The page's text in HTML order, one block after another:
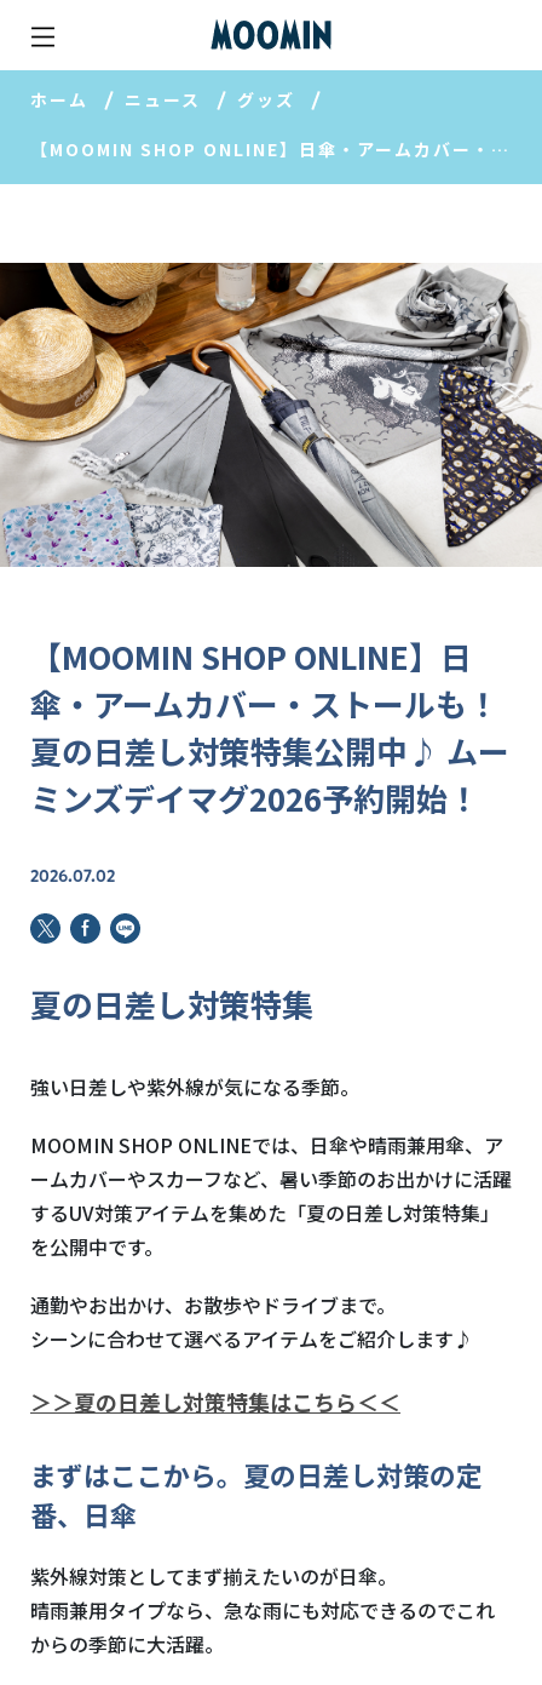
ホーム ニュース グッズ
【MOOMIN SHOP ONLINE】日傘・アームカバー・ストールも！夏の日差し対策特集公開中♪ ムーミンズデイマグ2026予約開始！
【MOOMIN SHOP ONLINE】日
傘・アームカバー・ストールも！
夏の日差し対策特集公開中♪ ムー
ミンズデイマグ2026予約開始！
2026.07.02
夏の日差し対策特集
強い日差しや紫外線が気になる季節。
MOOMIN SHOP ONLINEでは、日傘や晴雨兼用傘、ア
ームカバーやスカーフなど、暑い季節のお出かけに活躍
するUV対策アイテムを集めた「夏の日差し対策特集」
を公開中です。
通勤やお出かけ、お散歩やドライブまで。
シーンに合わせて選べるアイテムをご紹介します♪
＞＞夏の日差し対策特集はこちら＜＜
まずはここから。夏の日差し対策の定
番、日傘
紫外線対策としてまず揃えたいのが日傘。
晴雨兼用タイプなら、急な雨にも対応できるのでこれ
からの季節に大活躍。